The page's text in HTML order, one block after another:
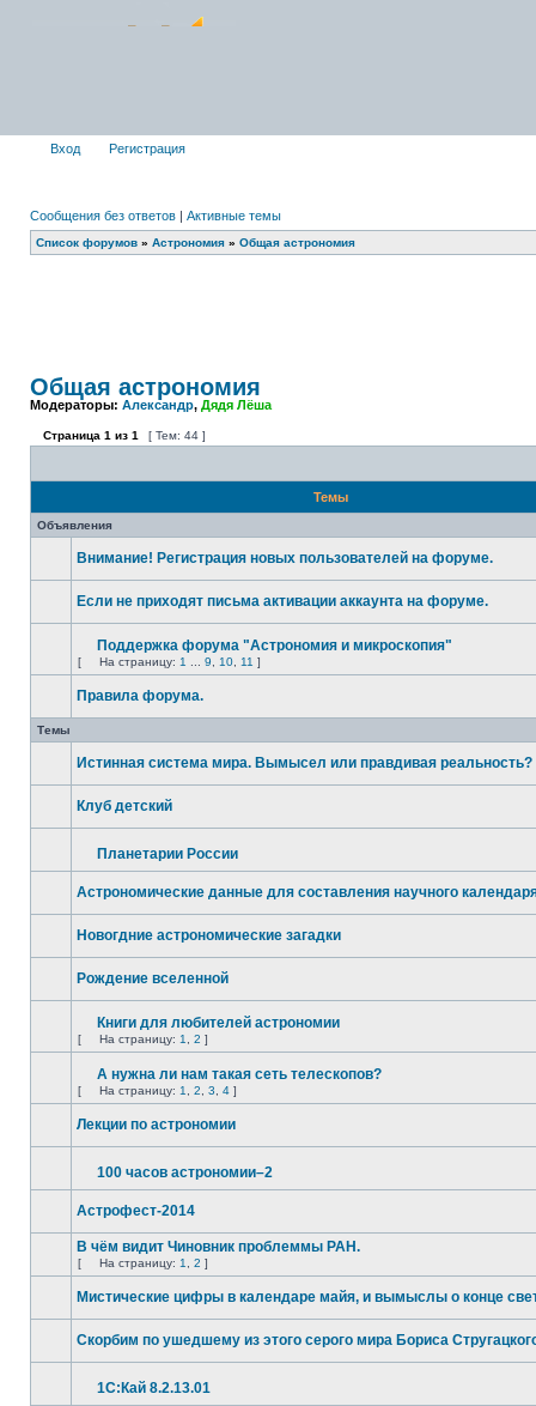
Вход Регистрация
Сообщения без ответов | Активные темы
Список форумов » Астрономия » Общая астрономия
Общая астрономия
Модераторы: Александр, Дядя Лёша
Страница 1 из 1 [ Тем: 44 ]
Темы
Объявления
Внимание! Регистрация новых пользователей на форуме.
Если не приходят письма активации аккаунта на форуме.
Поддержка форума "Астрономия и микроскопия"
[ На страницу: 1 9 10 11 ]
Правила форума.
Темы
Истинная система мира. Вымысел или правдивая реальность?
Клуб детский
Планетарии России
Астрономические данные для составления научного
Новогдние астрономические загадки
Рождение вселенной
Книги для любителей астрономии
[ На страницу: 1 2 ]
А нужна ли нам такая сеть телескопов?
[ На страницу: 1 2 3 4 ]
Лекции по астрономии
100 часов астрономии–2
Астрофест-2014
В чём видит Чиновник проблеммы РАН.
[ На страницу: 1 2 ]
Мистические цифры в календаре майя, и вымыслы о конце
Скорбим по ушедшему из этого серого мира Бориса
1С:Кай 8.2.13.01